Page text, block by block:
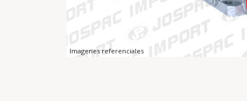
Imagenes referenciales